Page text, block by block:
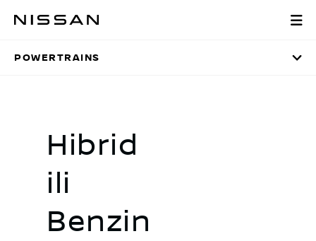
na
sadržaj
Powertrains
POWERTRAINS
Hibrid
ili
Benzin